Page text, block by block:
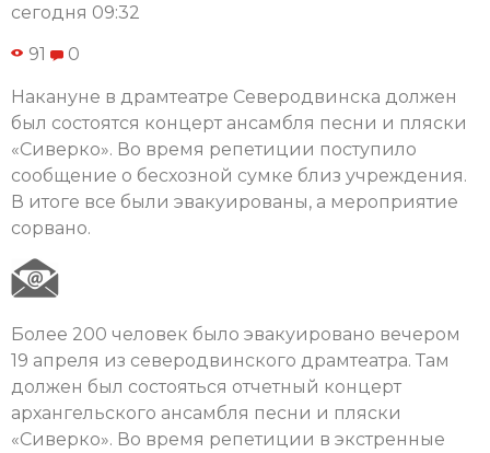
сегодня 09:32
91 0
Накануне в драмтеатре Северодвинска должен
был состоятся концерт ансамбля песни и пляски
«Сиверко». Во время репетиции поступило
сообщение о бесхозной сумке близ учреждения.
В итоге все были эвакуированы, а мероприятие
сорвано.
Более 200 человек было эвакуировано вечером
19 апреля из северодвинского драмтеатра. Там
должен был состояться отчетный концерт
архангельского ансамбля песни и пляски
«Сиверко». Во время репетиции в экстренные